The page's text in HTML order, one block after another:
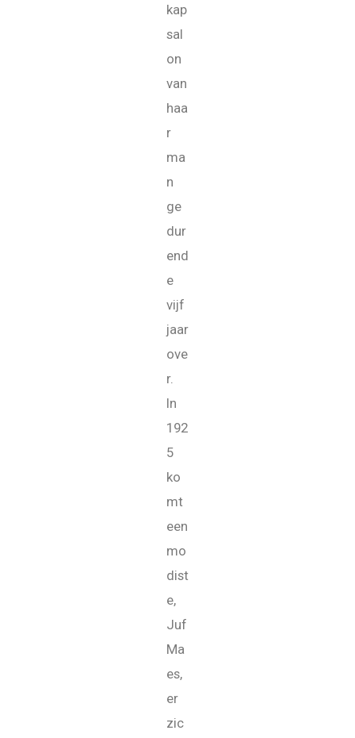
kap
sal
on
van
haa
r
ma
n
ge
dur
end
e
vijf
jaar
ove
r.
In
192
5
ko
mt
een
mo
dist
e,
Juf
Ma
es,
er
zic